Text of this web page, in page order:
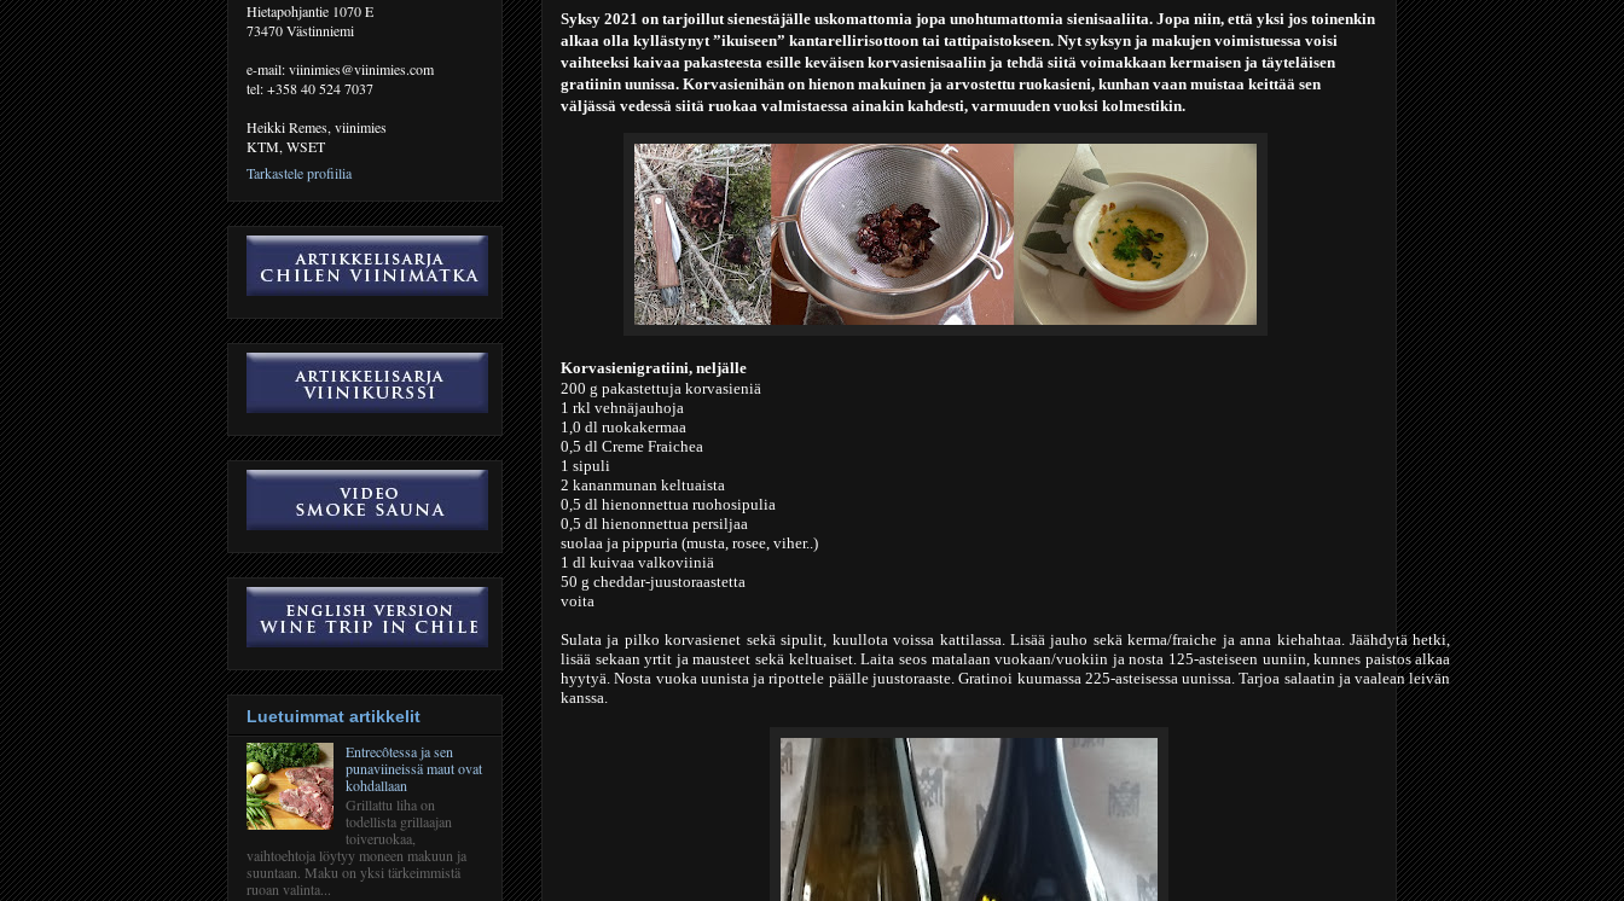
Syksy 2021 on tarjoillut sienestäjälle uskomattomia jopa unohtumattomia sienisaaliita. Jopa niin, että yksi jos toinenkin
alkaa olla kyllästynyt ”ikuiseen” kantarellirisottoon tai tattipaistokseen. Nyt syksyn ja makujen voimistuessa voisi
vaihteeksi kaivaa pakasteesta esille keväisen korvasienisaaliin ja tehdä siitä voimakkaan kermaisen ja täyteläisen
gratiinin uunissa. Korvasienihän on hienon makuinen ja arvostettu ruokasieni, kunhan vaan muistaa keittää sen
väljässä vedessä siitä ruokaa valmistaessa ainakin kahdesti, varmuuden vuoksi kolmestikin.
Korvasienigratiini, neljälle
200 g pakastettuja korvasieniä
1 rkl vehnäjauhoja
1,0 dl ruokakermaa
0,5 dl Creme Fraichea
1 sipuli
2 kananmunan keltuaista
0,5 dl hienonnettua ruohosipulia
0,5 dl hienonnettua persiljaa
suolaa ja pippuria (musta, rosee, viher..)
1 dl kuivaa valkoviiniä
50 g cheddar-juustoraastetta
voita
Sulata ja pilko korvasienet sekä sipulit, kuullota voissa kattilassa. Lisää jauho sekä kerma/fraiche ja anna kiehahtaa. Jäähdytä hetki,
lisää sekaan yrtit ja mausteet sekä keltuaiset. Laita seos matalaan vuokaan/vuokiin ja nosta 125-asteiseen uuniin, kunnes paistos alkaa
hyytyä. Nosta vuoka uunista ja ripottele päälle juustoraaste. Gratinoi kuumassa 225-asteisessauunissa. Tarjoa salaatin ja vaalean leivän
kanssa.
Hietapohjantie 1070 E
73470 Västinniemi
e-mail: viinimies@viinimies.com
tel: +358 40 524 7037
Heikki Remes, viinimies
KTM, WSET
Tarkastele profiilia
Luetuimmat artikkelit
Entrecôtessa ja sen
punaviineissä maut ovat
kohdallaan
Grillattu liha on
todellista grillaajan
toiveruokaa,
vaihtoehtoja löytyy moneen makuun ja
suuntaan. Maku on yksi tärkeimmistä
ruoan valinta...